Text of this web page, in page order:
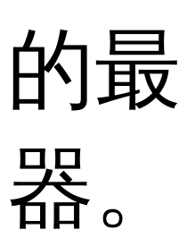
的
器